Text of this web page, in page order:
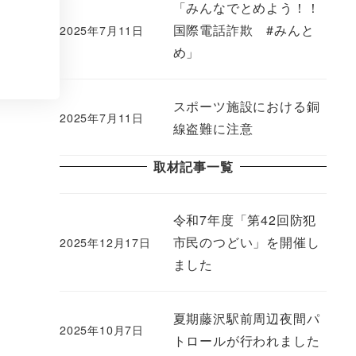
「みんなでとめよう！！
国際電話詐欺 #みんと
め」
2025年7月11日
スポーツ施設における銅
線盗難に注意
2025年7月11日
取材記事一覧
令和7年度「第42回防犯
市民のつどい」を開催し
ました
2025年12月17日
夏期藤沢駅前周辺夜間パ
トロールが行われました
2025年10月7日